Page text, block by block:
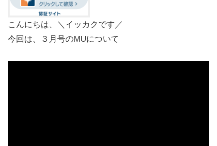
こんにちは、＼イッカクです／
今回は、３月号のMUについて